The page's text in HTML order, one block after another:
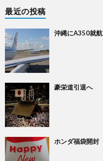
最近の投稿
沖縄にA350就航
豪栄道引退へ
ホンダ福袋開封